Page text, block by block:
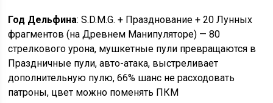
Год Дельфина: S.D.M.G. + Празднование + 20 Лунных
фрагментов (на Древнем Манипуляторе) — 80
стрелкового урона, мушкетные пули превращаются в
Праздничные пули, авто-атака, выстреливает
дополнительную пулю, 66% шанс не расходовать
патроны, цвет можно поменять ПКМ